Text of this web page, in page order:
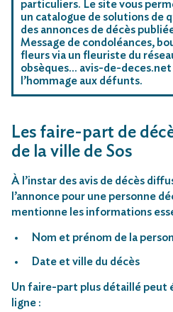
particuliers. Le site vous
un catalogue de solutions de
des annonces de décès
Message de condoléances,
fleurs via un fleuriste du
obsèques… avis-de-deces.net
l’hommage aux défunts.
Les faire-part de
de la ville de Sos
À l’instar des avis de décès
l’annonce pour une personne
mentionne les informations
Nom et prénom de la
Date et ville du décès
Un faire-part plus détaillé peut
ligne :